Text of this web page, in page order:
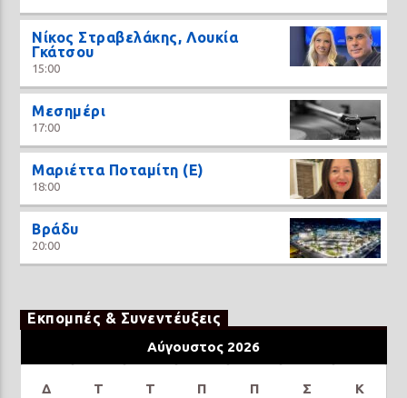
Νίκος Στραβελάκης, Λουκία
Γκάτσου
15:00
Μεσημέρι
17:00
Μαριέττα Ποταμίτη (Ε)
18:00
Βράδυ
20:00
Εκπομπές & Συνεντέυξεις
Αύγουστος 2026
Δ Τ Τ Π Π Σ Κ